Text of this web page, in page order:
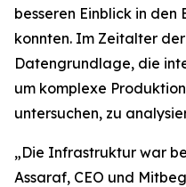
besseren Einblick in
konnten. Im Zeitalter
Datengrundlage, die
um komplexe
untersuchen, zu
„Die Infrastruktur war
Assaraf, CEO und